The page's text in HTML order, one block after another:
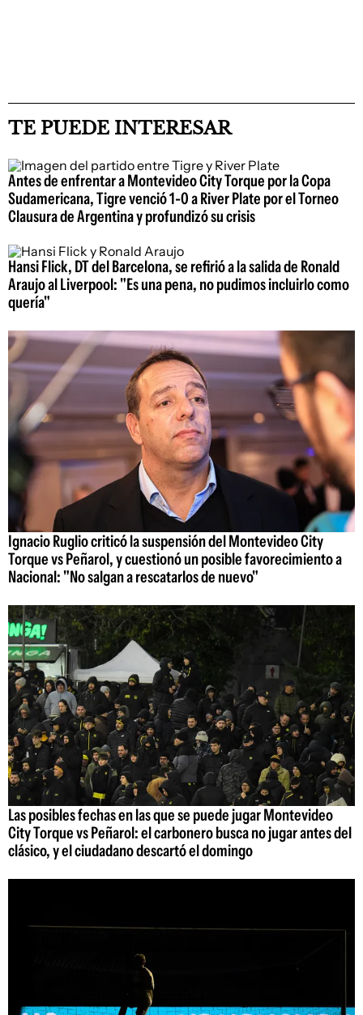
TE PUEDE INTERESAR
Antes de enfrentar a Montevideo City Torque por la Copa
Sudamericana, Tigre venció 1-0 a River Plate por el Torneo
Clausura de Argentina y profundizó su crisis
Hansi Flick, DT del Barcelona, se refirió a la salida de Ronald
Araujo al Liverpool: "Es una pena, no pudimos incluirlo como
quería"
Ignacio Ruglio criticó la suspensión del Montevideo City
Torque vs Peñarol, y cuestionó un posible favorecimiento a
Nacional: "No salgan a rescatarlos de nuevo"
Las posibles fechas en las que se puede jugar Montevideo
City Torque vs Peñarol: el carbonero busca no jugar antes del
clásico, y el ciudadano descartó el domingo